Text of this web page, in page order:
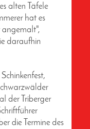
alten Täfele
hat es
angemalt",
daraufhin
der Triberger
die Termine des